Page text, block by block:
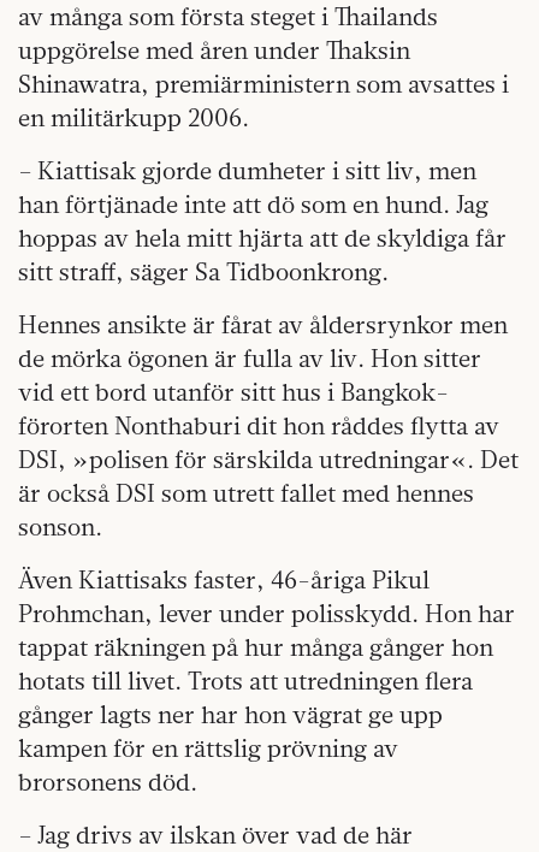
av många som första steget i Thailands
uppgörelse med åren under Thaksin
Shinawatra, premiärministern som avsattes i
en militärkupp 2006.
– Kiattisak gjorde dumheter i sitt liv, men
han förtjänade inte att dö som en hund. Jag
hoppas av hela mitt hjärta att de skyldiga får
sitt straff, säger Sa Tidboonkrong.
Hennes ansikte är fårat av åldersrynkor men
de mörka ögonen är fulla av liv. Hon sitter
vid ett bord utanför sitt hus i Bangkok­
förorten Nonthaburi dit hon råddes flytta av
DSI, »polisen för särskilda utredningar«. Det
är också DSI som utrett fallet med hennes
sonson.
Även Kiattisaks faster, 46-åriga Pikul
Prohmchan, lever under polisskydd. Hon har
tappat räkningen på hur många gånger hon
hotats till livet. Trots att utredningen flera
gånger lagts ner har hon vägrat ge upp
kampen för en rättslig prövning av
brorsonens död.
– Jag drivs av ilskan över vad de här